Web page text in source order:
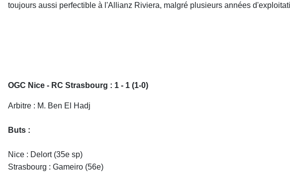
toujours aussi perfectible à l'Allianz Riviera, malgré plusieurs années
OGC Nice - RC Strasbourg : 1 - 1 (1-0)
Arbitre : M. Ben El Hadj
Buts :
Nice : Delort (35e sp)
Strasbourg : Gameiro (56e)